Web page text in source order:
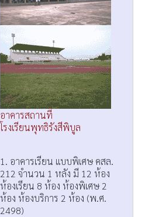
อาคารสถานที่
โรงเรียนพุทธิรังสีพิบูล
1. อาคารเรียน แบบพิเศษ คสล.
212 จำนวน 1 หลัง มี 12 ห้อง
ห้องเรียน 8 ห้อง ห้องพิเศษ 2
ห้อง ห้องบริการ 2 ห้อง (พ.ศ.
2498)